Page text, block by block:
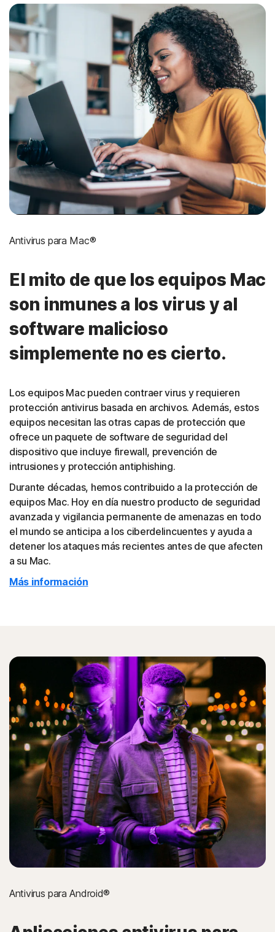
que tienen instalado Norton 360. El reembolso no aplica a la pérdida por robo
de identidad que resulte, directa o indirectamente, de phishing o estafas.
Antivirus para Mac®
El mito de que los equipos Mac
son inmunes a los virus y al
software malicioso
simplemente no es cierto.
Los equipos Mac pueden contraer virus y requieren
protección antivirus basada en archivos. Además, estos
equipos necesitan las otras capas de protección que
ofrece un paquete de software de seguridad del
dispositivo que incluye firewall, prevención de
intrusiones y protección antiphishing.
Durante décadas, hemos contribuido a la protección de
equipos Mac. Hoy en día nuestro producto de seguridad
avanzada y vigilancia permanente de amenazas en todo
el mundo se anticipa a los ciberdelincuentes y ayuda a
detener los ataques más recientes antes de que afecten
a su Mac.
Más información
Antivirus para Android®